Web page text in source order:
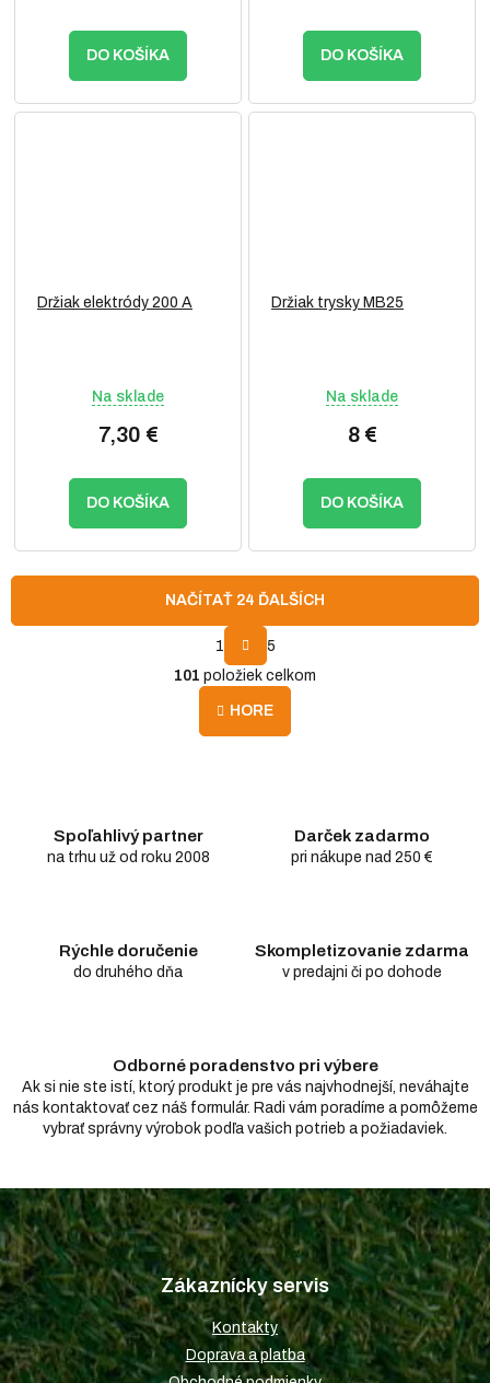
DO KOŠÍKA DO KOŠÍKA
Držiak elektródy 200 A
Na sklade
7,30 €
DO KOŠÍKA
Držiak trysky MB25
Na sklade
8 €
DO KOŠÍKA
O
v
l
u
NAČÍTAŤ 24 ĎALŠÍCH
t
r
á
n
1
5
101 položiek celkom
HORE
Spoľahlivý partner
na trhu už od roku 2008
Darček zadarmo
pri nákupe nad 250 €
Rýchle doručenie
do druhého dňa
Skompletizovanie zdarma
v predajni či po dohode
Odborné poradenstvo pri výbere
Ak si nie ste istí, ktorý produkt je pre vás najvhodnejší, neváhajte
nás kontaktovať cez náš formulár. Radi vám poradíme a pomôžeme
vybrať správny výrobok podľa vašich potrieb a požiadaviek.
Z
á
p
ä
t
i
e
Zákaznícky servis
Kontakty
Doprava a platba